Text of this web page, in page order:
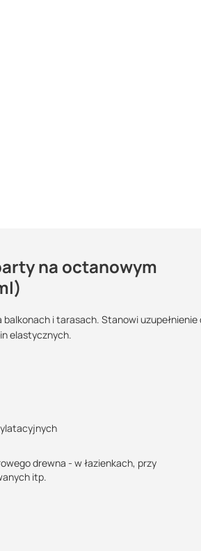
na octanowym
i tarasach. Stanowi uzupełnienie
elastycznych.
drewna - w łazienkach, przy
itp.
Podlega zwrotowi?:
mint / miętowy 92
mittellbraun /POBIERZ
wątpliwości?
nami